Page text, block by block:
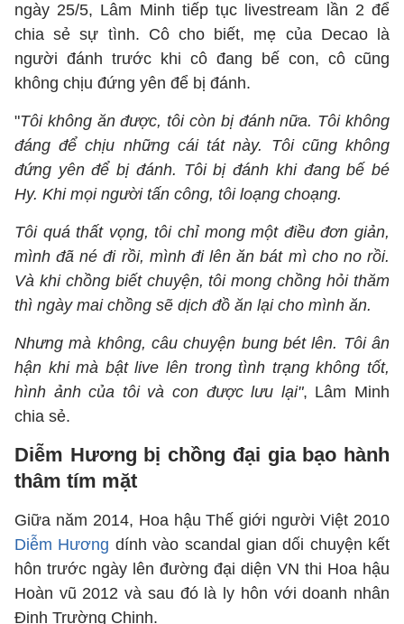
ngày 25/5, Lâm Minh tiếp tục livestream lần 2 để
chia sẻ sự tình. Cô cho biết, mẹ của Decao là
người đánh trước khi cô đang bế con, cô cũng
không chịu đứng yên để bị đánh.
"Tôi không ăn được, tôi còn bị đánh nữa. Tôi không
đáng để chịu những cái tát này. Tôi cũng không
đứng yên để bị đánh. Tôi bị đánh khi đang bế bé
Hy. Khi mọi người tấn công, tôi loạng choạng.
Tôi quá thất vọng, tôi chỉ mong một điều đơn giản,
mình đã né đi rồi, mình đi lên ăn bát mì cho no rồi.
Và khi chồng biết chuyện, tôi mong chồng hỏi thăm
thì ngày mai chồng sẽ dịch đồ ăn lại cho mình ăn.
Nhưng mà không, câu chuyện bung bét lên. Tôi ân
hận khi mà bật live lên trong tình trạng không tốt,
hình ảnh của tôi và con được lưu lại", Lâm Minh
chia sẻ.
Diễm Hương bị chồng đại gia bạo hành
thâm tím mặt
Giữa năm 2014, Hoa hậu Thế giới người Việt 2010
Diễm Hương dính vào scandal gian dối chuyện kết
hôn trước ngày lên đường đại diện VN thi Hoa hậu
Hoàn vũ 2012 và sau đó là ly hôn với doanh nhân
Đinh Trường Chinh.